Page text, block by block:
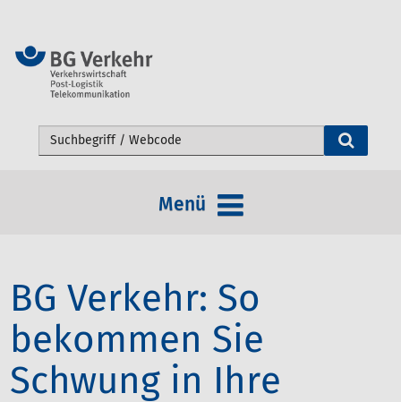
Webseite durchsuchen
Menü
BG Verkehr: So
bekommen Sie
Schwung in Ihre